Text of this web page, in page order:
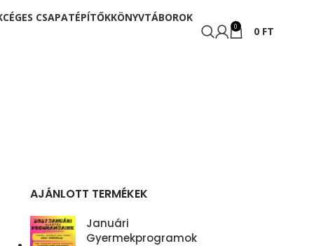
CÉGES CSAPATÉPÍTŐKKÖNYVTÁBOROK
0 0 FT
AJÁNLOTT TERMÉKEK
Januári
Gyermekprogramok